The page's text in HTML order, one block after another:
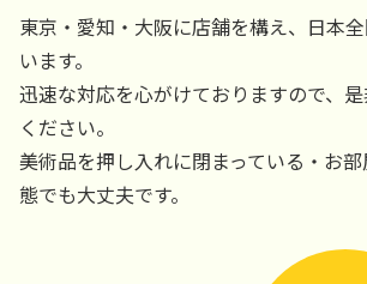
東京・愛知・大阪に店舗を構え、日本
います。
迅速な対応を心がけておりますので、
ください。
美術品を押し入れに閉まっている・お
態でも大丈夫です。